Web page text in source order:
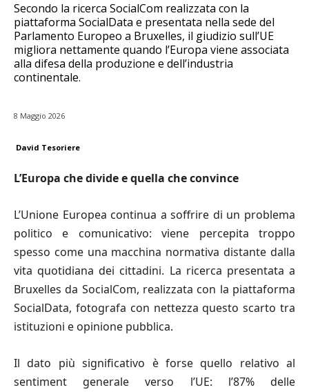
Secondo la ricerca SocialCom realizzata con la
piattaforma SocialData e presentata nella sede del
Parlamento Europeo a Bruxelles, il giudizio sull’UE
migliora nettamente quando l’Europa viene associata
alla difesa della produzione e dell’industria
continentale.
8 Maggio 2026
David Tesoriere
L’Europa che divide e quella che convince
L’Unione Europea continua a soffrire di un problema
politico e comunicativo: viene percepita troppo
spesso come una macchina normativa distante dalla
vita quotidiana dei cittadini. La ricerca presentata a
Bruxelles da SocialCom, realizzata con la piattaforma
SocialData, fotografa con nettezza questo scarto tra
istituzioni e opinione pubblica.
Il dato più significativo è forse quello relativo al
sentiment generale verso l’UE: l’87% delle